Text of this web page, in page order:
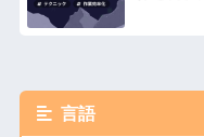
言語